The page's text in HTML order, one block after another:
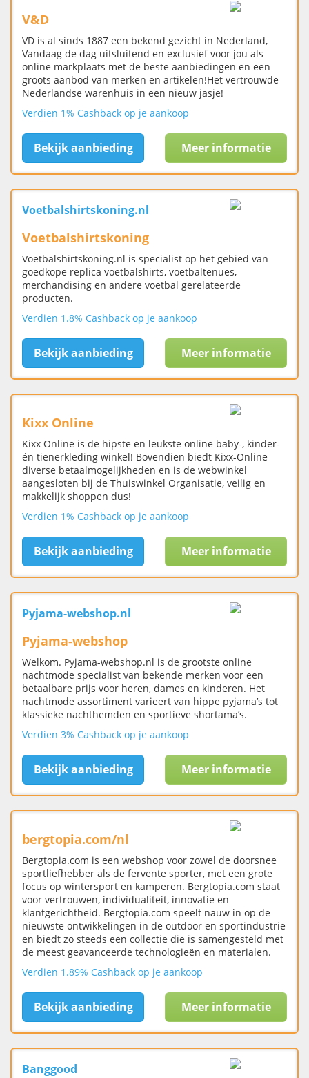
V&D
VD is al sinds 1887 een bekend gezicht in Nederland,
Vandaag de dag uitsluitend en exclusief voor jou als
online markplaats met de beste aanbiedingen en een
groots aanbod van merken en artikelen!Het vertrouwde
Nederlandse warenhuis in een nieuw jasje!
Verdien 1% Cashback op je aankoop
Bekijk aanbieding Meer informatie
Voetbalshirtskoning.nl
Voetbalshirtskoning
Voetbalshirtskoning.nl is specialist op het gebied van
goedkope replica voetbalshirts, voetbaltenues,
merchandising en andere voetbal gerelateerde
producten.
Verdien 1.8% Cashback op je aankoop
Bekijk aanbieding Meer informatie
Kixx Online
Kixx Online is de hipste en leukste online baby-, kinder-
én tienerkleding winkel! Bovendien biedt Kixx-Online
diverse betaalmogelijkheden en is de webwinkel
aangesloten bij de Thuiswinkel Organisatie, veilig en
makkelijk shoppen dus!
Verdien 1% Cashback op je aankoop
Bekijk aanbieding Meer informatie
Pyjama-webshop.nl
Pyjama-webshop
Welkom. Pyjama-webshop.nl is de grootste online
nachtmode specialist van bekende merken voor een
betaalbare prijs voor heren, dames en kinderen. Het
nachtmode assortiment varieert van hippe pyjama’s tot
klassieke nachthemden en sportieve shortama’s.
Verdien 3% Cashback op je aankoop
Bekijk aanbieding Meer informatie
bergtopia.com/nl
Bergtopia.com is een webshop voor zowel de doorsnee
sportliefhebber als de fervente sporter, met een grote
focus op wintersport en kamperen. Bergtopia.com staat
voor vertrouwen, individualiteit, innovatie en
klantgerichtheid. Bergtopia.com speelt nauw in op de
nieuwste ontwikkelingen in de outdoor en sportindustrie
en biedt zo steeds een collectie die is samengesteld met
de meest geavanceerde technologieën en materialen.
Verdien 1.89% Cashback op je aankoop
Bekijk aanbieding Meer informatie
Banggood